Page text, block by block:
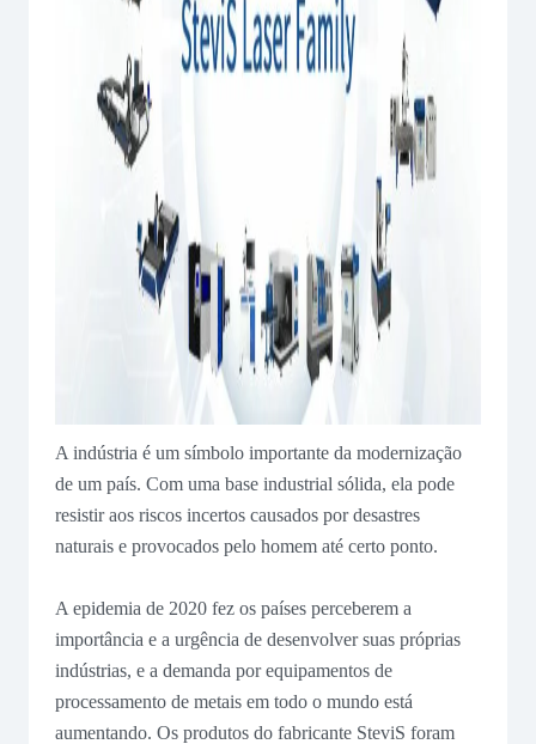
A indústria é um símbolo importante da modernização
de um país. Com uma base industrial sólida, ela pode
resistir aos riscos incertos causados por desastres
naturais e provocados pelo homem até certo ponto.
A epidemia de 2020 fez os países perceberem a
importância e a urgência de desenvolver suas próprias
indústrias, e a demanda por equipamentos de
processamento de metais em todo o mundo está
aumentando. Os produtos do fabricante SteviS foram